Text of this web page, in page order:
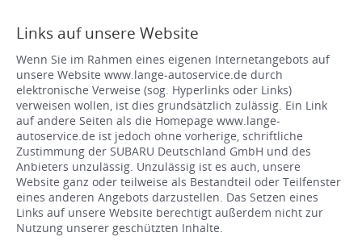
Links auf unsere Website
Wenn Sie im Rahmen eines eigenen Internetangebots auf
unsere Website www.lange-autoservice.de durch
elektronische Verweise (sog. Hyperlinks oder Links)
verweisen wollen, ist dies grundsätzlich zulässig. Ein Link
auf andere Seiten als die Homepage www.lange-
autoservice.de ist jedoch ohne vorherige, schriftliche
Zustimmung der SUBARU Deutschland GmbH und des
Anbieters unzulässig. Unzulässig ist es auch, unsere
Website ganz oder teilweise als Bestandteil oder Teilfenster
eines anderen Angebots darzustellen. Das Setzen eines
Links auf unsere Website berechtigt außerdem nicht zur
Nutzung unserer geschützten Inhalte.